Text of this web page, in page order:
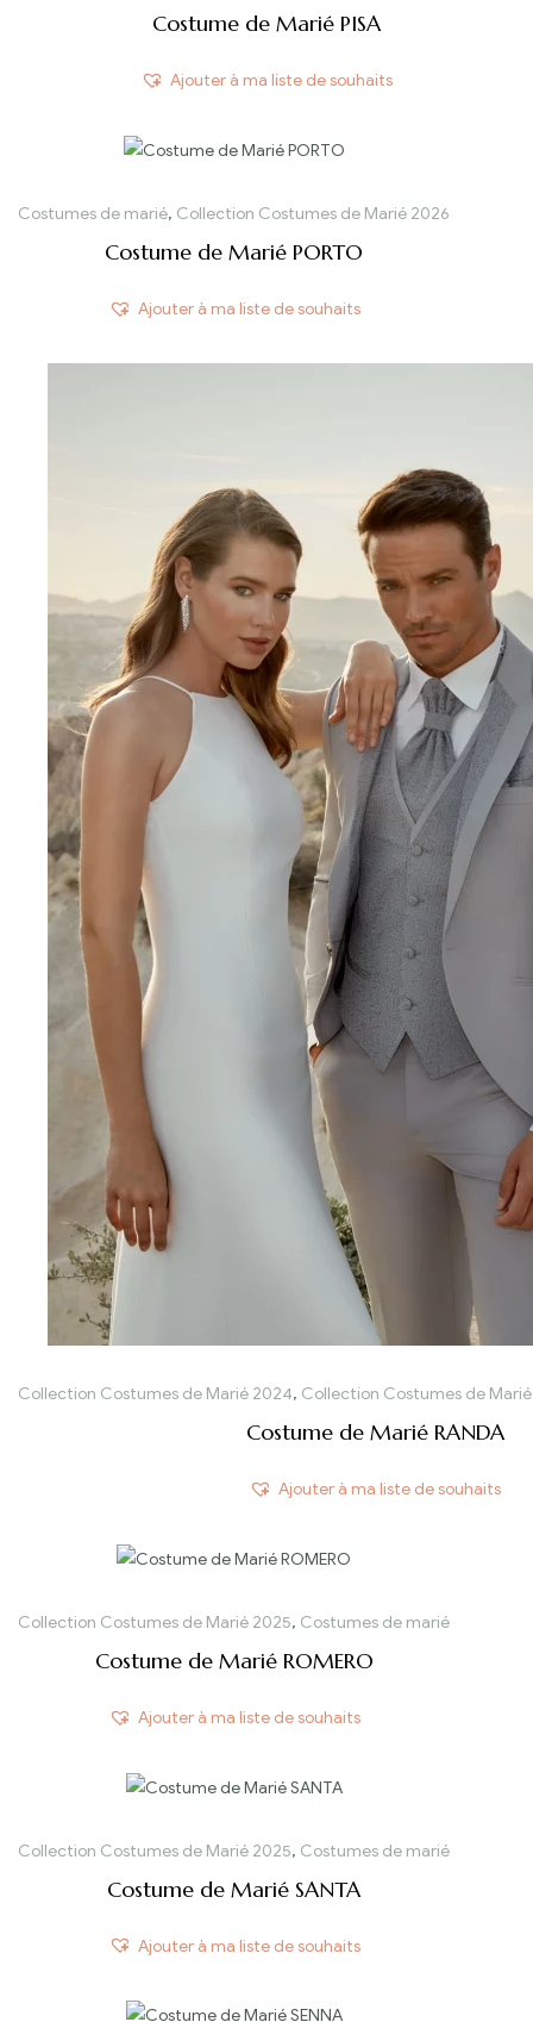
Costume de Marié PISA
Ajouter à ma liste de souhaits
Costumes de marié, Collection Costumes de Marié 2026
Costume de Marié PORTO
Ajouter à ma liste de souhaits
Collection Costumes de Marié 2024, Collection Costumes de
Costume de Marié RANDA
Ajouter à ma liste de souhaits
Collection Costumes de Marié 2025, Costumes de marié
Costume de Marié ROMERO
Ajouter à ma liste de souhaits
Collection Costumes de Marié 2025, Costumes de marié
Costume de Marié SANTA
Ajouter à ma liste de souhaits